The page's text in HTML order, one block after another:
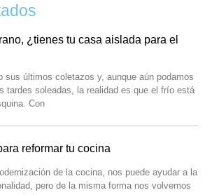
¿tienes tu casa aislada para el
sus últimos coletazos y, aunque aún podamos
tardes soleadas, la realidad es que el frío está
Con
reformar tu cocina
de la cocina, nos puede ayudar a la
pero de la misma forma nos volvemos